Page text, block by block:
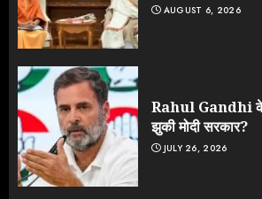
AUGUST 6, 2026
Rahul Gandhi के
झुकी मोदी सरकार?
JULY 26, 2026
5
JULY 19, 2026